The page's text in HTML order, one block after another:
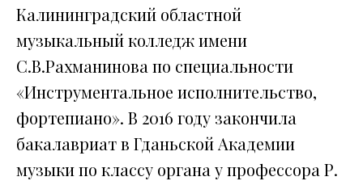
Калининградский областной
музыкальный колледж имени
С.В.Рахманинова по специальности
«Инструментальное исполнительство,
фортепиано». В 2016 году закончила
бакалавриат в Гданьской Академии
музыки по классу органа у профессора Р.